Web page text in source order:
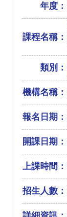
年度：
課程名稱：
類別：
機構名稱：
報名日期：
開課日期：
上課時間：
招生人數：